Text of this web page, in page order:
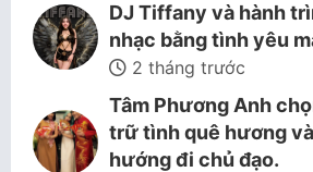
DJ Tiffany và hành
nhạc bằng tình yêu
2 tháng trước
Tâm Phương Anh
trữ tình quê hương
hướng đi chủ đạo.